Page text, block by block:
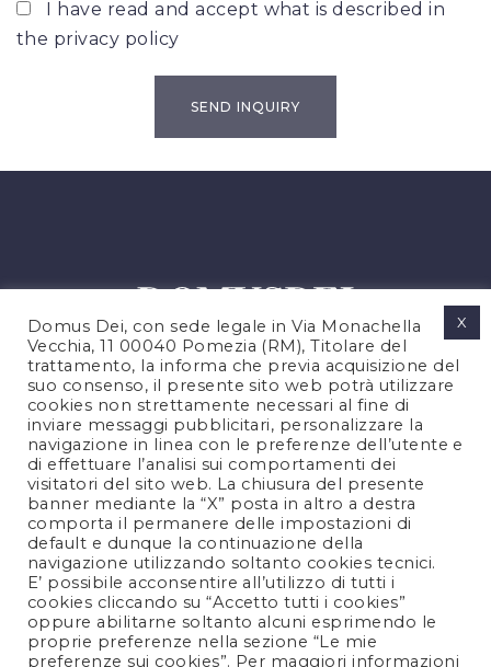
I have read and accept what is described in
the privacy policy
PRIVACY POLICY
COOKIES POLICY
LEGAL NOTES
CONTACTS
FOLLOW US
Domus Dei, con sede legale in Via Monachella
Vecchia, 11 00040 Pomezia (RM), Titolare del
trattamento, la informa che previa acquisizione del
suo consenso, il presente sito web potrà utilizzare
cookies non strettamente necessari al fine di
inviare messaggi pubblicitari, personalizzare la
navigazione in linea con le preferenze dell’utente e
di effettuare l’analisi sui comportamenti dei
visitatori del sito web. La chiusura del presente
banner mediante la “X” posta in altro a destra
comporta il permanere delle impostazioni di
default e dunque la continuazione della
navigazione utilizzando soltanto cookies tecnici.
E’ possibile acconsentire all’utilizzo di tutti i
cookies cliccando su “Accetto tutti i cookies”
oppure abilitarne soltanto alcuni esprimendo le
proprie preferenze nella sezione “Le mie
preferenze sui cookies”. Per maggiori informazioni
X